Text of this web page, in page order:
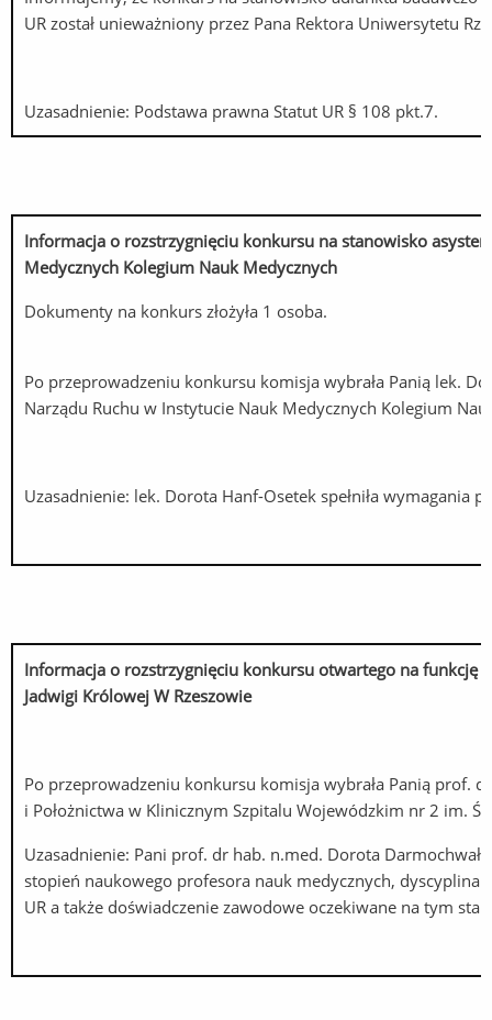
UR został unieważniony przez Pana Rektora Uniwersytetu
Uzasadnienie: Podstawa prawna Statut UR § 108 pkt.7.
Informacja o rozstrzygnięciu konkursu na stanowisko
Medycznych Kolegium Nauk Medycznych
Dokumenty na konkurs złożyła 1 osoba.
Po przeprowadzeniu konkursu komisja wybrała Panią lek.
Narządu Ruchu w Instytucie Nauk Medycznych Kolegium
Uzasadnienie: lek. Dorota Hanf-Osetek spełniła wymagania
Informacja o rozstrzygnięciu konkursu otwartego na funkcję
Jadwigi Królowej W Rzeszowie
Po przeprowadzeniu konkursu komisja wybrała Panią
i Położnictwa w Klinicznym Szpitalu Wojewódzkim nr 2 im.
Uzasadnienie: Pani prof. dr hab. n.med. Dorota
stopień naukowego profesora nauk medycznych,
UR a także doświadczenie zawodowe oczekiwane na tym